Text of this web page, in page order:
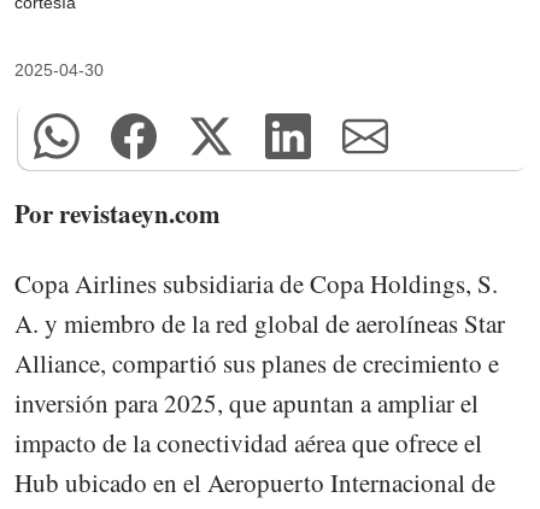
2025-04-30
Por revistaeyn.com
Copa Airlines subsidiaria de Copa Holdings, S.
A. y miembro de la red global de aerolíneas Star
Alliance, compartió sus planes de crecimiento e
inversión para 2025, que apuntan a ampliar el
impacto de la conectividad aérea que ofrece el
Hub ubicado en el Aeropuerto Internacional de